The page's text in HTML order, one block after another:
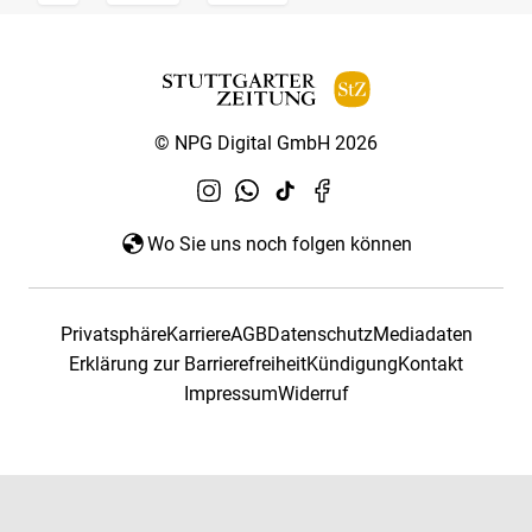
© NPG Digital GmbH 2026
Wo Sie uns noch folgen können
PrivatsphäreKarriereAGBDatenschutzMediadaten
Erklärung zur BarrierefreiheitKündigungKontakt
ImpressumWiderruf